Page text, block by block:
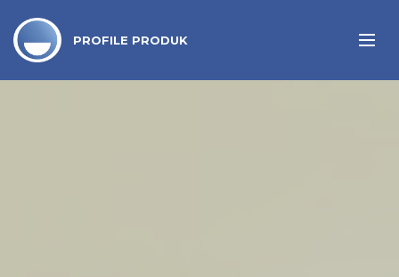
PROFILE PRODUK